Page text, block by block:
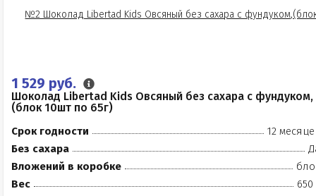
1 529 руб.
Шоколад Libertad Kids Овсяный без сахара с фундуком,
(блок 10шт по 65г)
Срок годности
12
Без сахара
Вложений в коробке
Вес
650